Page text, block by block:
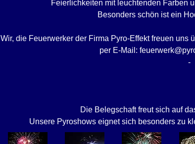
Feierlichkeiten mit leuchtenden Farben
Besonders schön ist ein
Wir, die Feuerwerker der Firma Pyro-Effekt freuen uns
per E-Mail:
-
Die Belegschaft freut sich auf
Unsere Pyroshows eignet sich besonders zu